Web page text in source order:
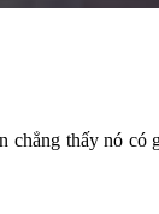
thấy nó